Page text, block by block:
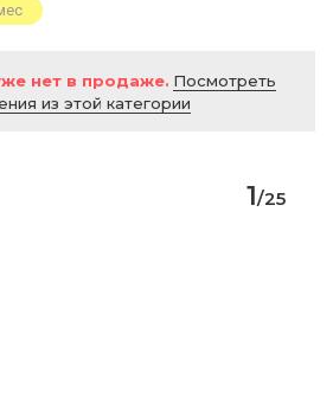
нет в продаже. Посмотреть
из этой категории
1/25